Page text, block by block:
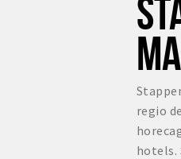
regio
hotels.